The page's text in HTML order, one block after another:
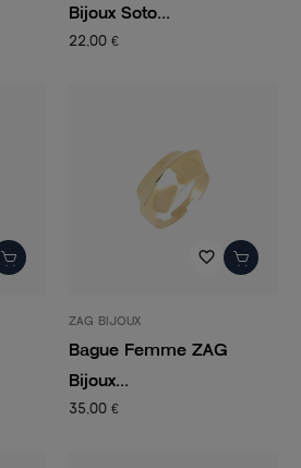
Bijoux Soto...
22,00 €
favorite_border
ZAG BIJOUX
Bague Femme ZAG
Bijoux...
35,00 €